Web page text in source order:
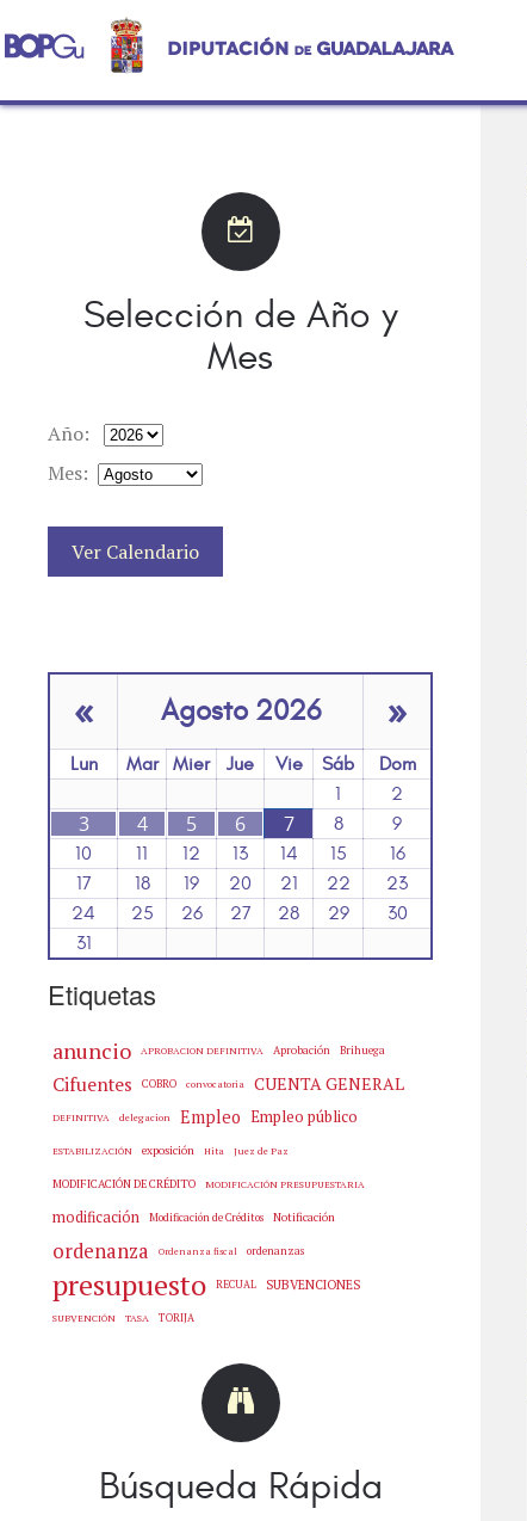
Selección de Año y
Mes
Año:
Mes:
Ver Calendario
« Agosto 2026 »
Lun Mar Mier Jue Vie Sáb
Dom
1
2
3 4 5 6 7 8
9
10
11 12 13 14 15
16
17
18 19 20 21 22
23
24
25 26 27 28 29
30
31
Etiquetas
anuncio APROBACION DEFINITIVA Aprobación Brihuega
Cifuentes COBRO convocatoria CUENTA GENERAL
DEFINITIVA delegacion Empleo Empleo público
ESTABILIZACIÓN exposición Hita Juez de Paz
MODIFICACIÓN DE CRÉDITO MODIFICACIÓN PRESUPUESTARIA
modificación Modificación de Créditos Notificación
ordenanza Ordenanza fiscal ordenanzas
presupuesto RECUAL SUBVENCIONES
SUBVENCIÓN TASA TORIJA
Búsqueda Rápida